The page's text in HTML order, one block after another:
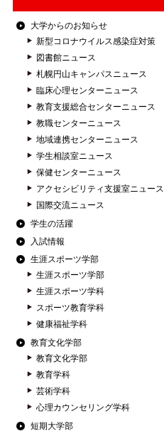
大学からのお知らせ
新型コロナウイルス感染症対策
図書館ニュース
札幌円山キャンパスニュース
臨床心理センターニュース
教育支援総合センターニュース
教職センターニュース
地域連携センターニュース
学生相談室ニュース
保健センターニュース
アクセシビリティ支援室ニュース
国際交流ニュース
学生の活躍
入試情報
生涯スポーツ学部
生涯スポーツ学部
生涯スポーツ学科
スポーツ教育学科
健康福祉学科
教育文化学部
教育文化学部
教育学科
芸術学科
心理カウンセリング学科
短期大学部